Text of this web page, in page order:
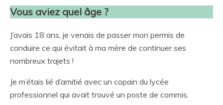
Vous aviez quel âge ?
J’avais 18 ans, je venais de passer mon permis de
conduire ce qui évitait à ma mère de continuer ses
nombreux trajets !
Je m’étais lié d’amitié avec un copain du lycée
professionnel qui avait trouvé un poste de commis.